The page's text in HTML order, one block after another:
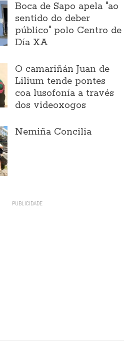
Boca de Sapo apela "ao
sentido do deber
público" polo Centro de
Día XA
O camariñán Juan de
Lilium tende pontes
coa lusofonía a través
dos videoxogos
Nemiña Concilia